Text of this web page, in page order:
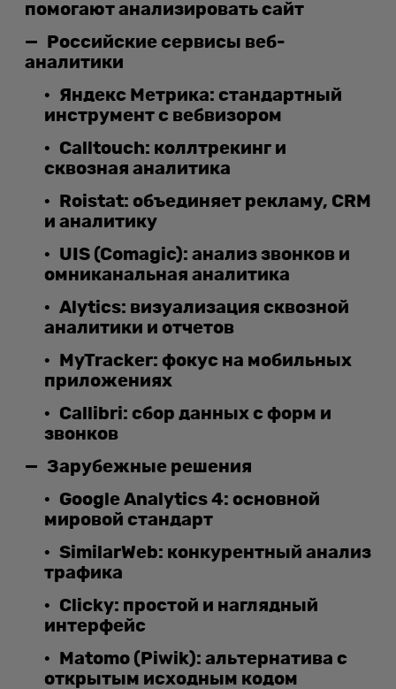
помогают анализировать сайт
Российские сервисы веб-
аналитики
Яндекс Метрика: стандартный
инструмент с вебвизором
Calltouch: коллтрекинг и
сквозная аналитика
Roistat: объединяет рекламу, CRM
и аналитику
UIS (Comagic): анализ звонков и
омниканальная аналитика
Alytics: визуализация сквозной
аналитики и отчетов
MyTracker: фокус на мобильных
приложениях
Callibri: сбор данных с форм и
звонков
Зарубежные решения
Google Analytics 4: основной
мировой стандарт
SimilarWeb: конкурентный анализ
трафика
Clicky: простой и наглядный
интерфейс
Matomo (Piwik): альтернатива с
открытым исходным кодом